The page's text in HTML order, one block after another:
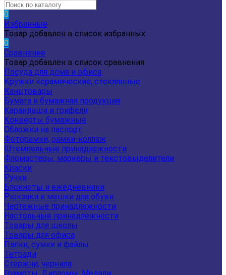
0
Избранные
Товар добавлен в список избранных
0
Сравнение
Товар добавлен в список сравнения
Посуда для дома и офиса
Кружки керамические, стеклянные
Канцтовары
Бумага и бумажная продукция
Карандаши и грифели
Конверты бумажные
Обложки на паспорт
Фоторамки, рамки-коллаж
Штемпельные принадлежности
Фломастеры, маркеры и текстовыделители
Краски
Ручки
Блокноты и ежедневники
Рюкзаки и мешки для обуви
Чертежные принадлежности
Настольные принадлежности
Товары для школы
Товары для офиса
Папки, сумки и файлы
Тетради
Стержни, чернила